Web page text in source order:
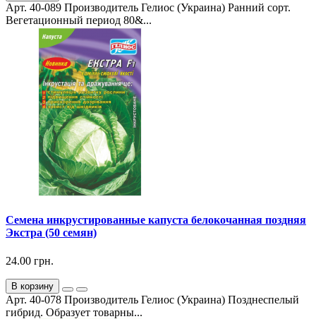
Арт. 40-089 Производитель Гелиос (Украина) Ранний сорт.
Вегетационный период 80&...
Семена инкрустированные капуста белокочанная поздняя
Экстра (50 семян)
24.00 грн.
В корзину
Арт. 40-078 Производитель Гелиос (Украина) Позднеспелый
гибрид. Образует товарны...